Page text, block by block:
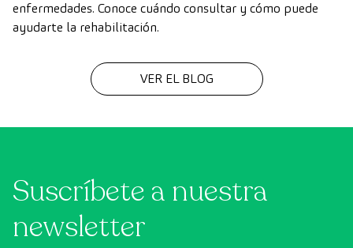
enfermedades. Conoce cuándo consultar y cómo puede
ayudarte la rehabilitación.
VER EL BLOG
Suscríbete a nuestra
newsletter